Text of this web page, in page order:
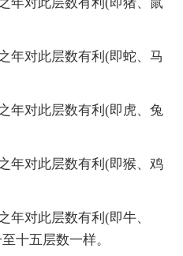
年对此层数有利(即蛇、马
年对此层数有利(即虎、兔
年对此层数有利(即猴、鸡
年对此层数有利(即牛、
十五层数一样。